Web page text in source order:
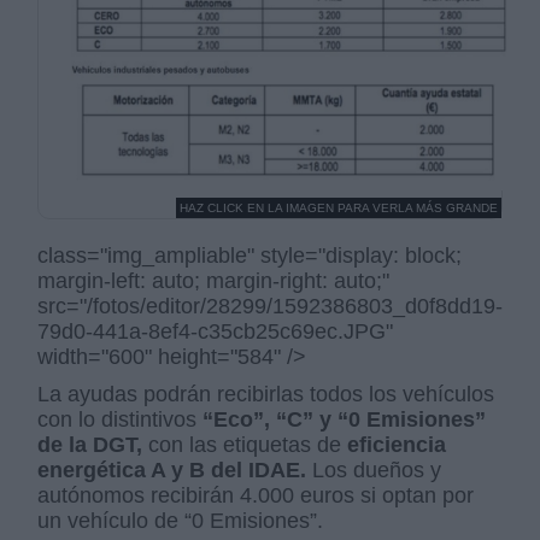
HAZ CLICK EN LA IMAGEN PARA VERLA MÁS GRANDE
class="img_ampliable" style="display: block;
margin-left: auto; margin-right: auto;"
src="/fotos/editor/28299/1592386803_d0f8dd19-
79d0-441a-8ef4-c35cb25c69ec.JPG"
width="600" height="584" />
La ayudas podrán recibirlas todos los vehículos
con lo distintivos “Eco”, “C” y “0 Emisiones”
de la DGT, con las etiquetas de eficiencia
energética A y B del IDAE. Los dueños y
autónomos recibirán 4.000 euros si optan por
un vehículo de “0 Emisiones”.